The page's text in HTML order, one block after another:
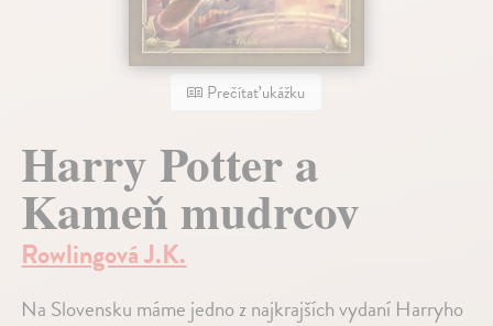
Prečítať ukážku
Harry Potter a
Kameň mudrcov
Rowlingová J.K.
Na Slovensku máme jedno z najkrajších vydaní Harryho